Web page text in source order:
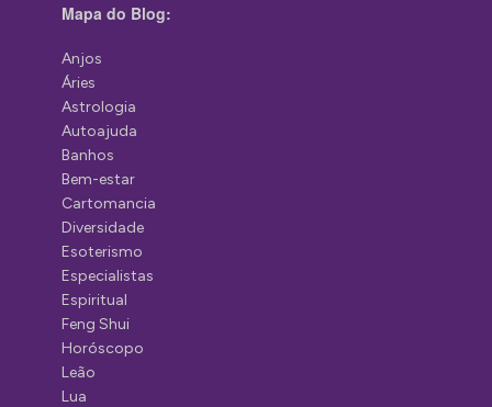
Mapa do Blog:
Anjos
Áries
Astrologia
Autoajuda
Banhos
Bem-estar
Cartomancia
Diversidade
Esoterismo
Especialistas
Espiritual
Feng Shui
Horóscopo
Leão
Lua